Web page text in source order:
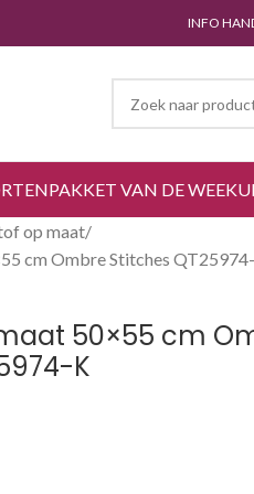
INFO
PAKKET VAN DE WEEK
op maat
cm Ombre Stitches
50×55 cm
K